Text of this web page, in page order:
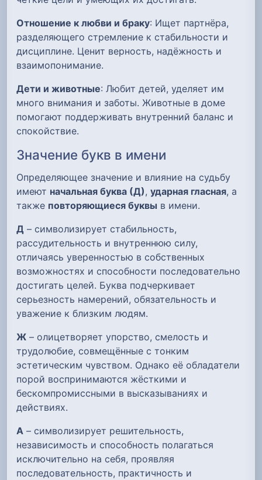
Отношение к любви и браку: Ищет партнёра,
разделяющего стремление к стабильности и
дисциплине. Ценит верность, надёжность и
взаимопонимание.
Дети и животные: Любит детей, уделяет им
много внимания и заботы. Животные в доме
помогают поддерживать внутренний баланс и
спокойствие.
Значение букв в имени
Определяющее значение и влияние на судьбу
имеют начальная буква (Д), ударная гласная, а
также повторяющиеся буквы в имени.
Д – символизирует стабильность,
рассудительность и внутреннюю силу,
отличаясь уверенностью в собственных
возможностях и способности последовательно
достигать целей. Буква подчеркивает
серьезность намерений, обязательность и
уважение к близким людям.
Ж – олицетворяет упорство, смелость и
трудолюбие, совмещённые с тонким
эстетическим чувством. Однако её обладатели
порой воспринимаются жёсткими и
бескомпромиссными в высказываниях и
действиях.
А – символизирует решительность,
независимость и способность полагаться
исключительно на себя, проявляя
последовательность, практичность и